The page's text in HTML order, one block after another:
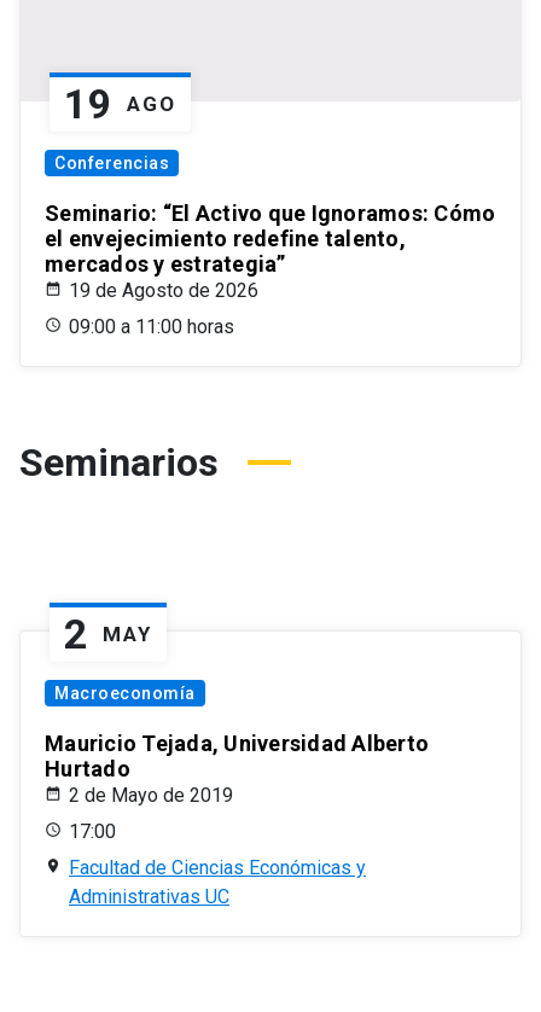
19 AGO
Conferencias
Seminario: “El Activo que Ignoramos: Cómo
el envejecimiento redefine talento,
mercados y estrategia”
19 de Agosto de 2026
09:00 a 11:00 horas
Seminarios
2 MAY
Macroeconomía
Mauricio Tejada, Universidad Alberto
Hurtado
2 de Mayo de 2019
17:00
Facultad de Ciencias Económicas y
Administrativas UC